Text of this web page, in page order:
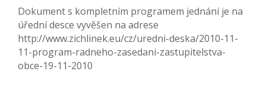
Dokument s kompletním programem jednání je na
úřední desce vyvěšen na adrese
http://www.zichlinek.eu/cz/uredni-deska/2010-11-
11-program-radneho-zasedani-zastupitelstva-
obce-19-11-2010